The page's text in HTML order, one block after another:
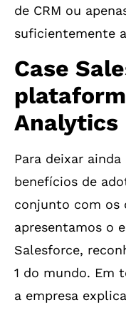
de CRM ou
suficientemente
Case
Analytics
Para deixar
benefícios de
conjunto com os
apresentamos o
Salesforce,
1 do mundo. Em
a empresa